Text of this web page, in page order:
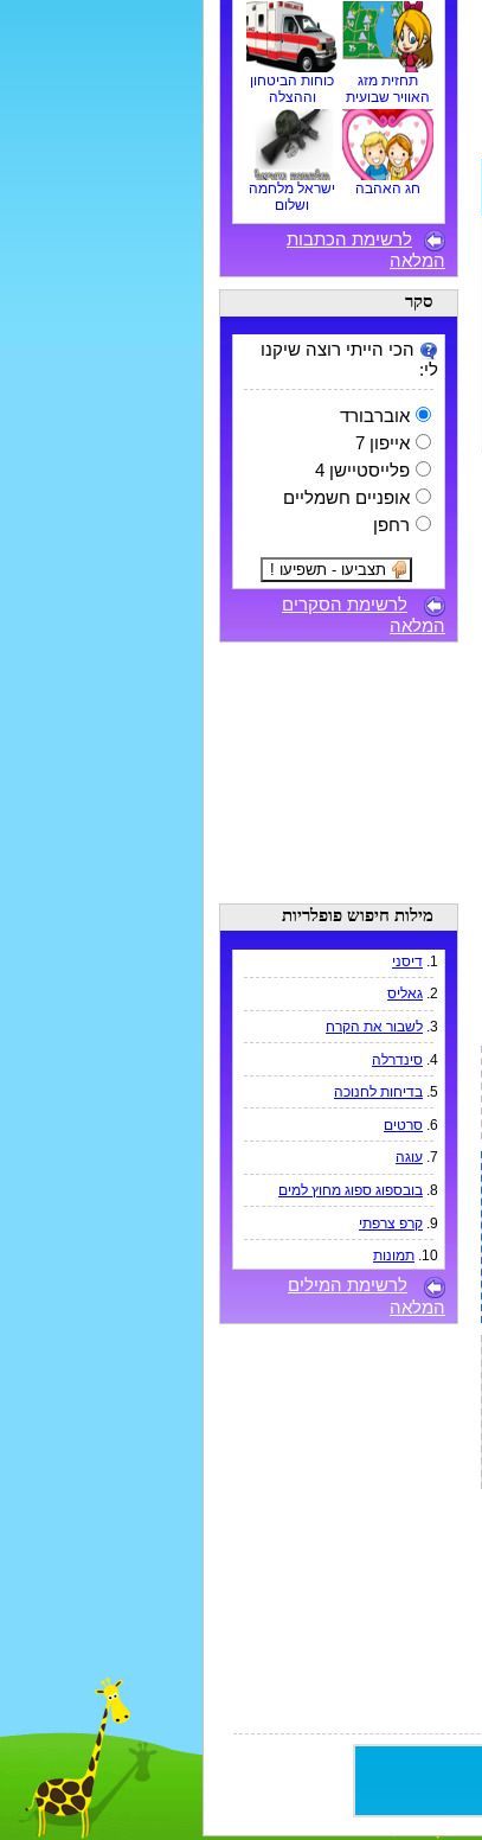
תחזית מזג
האוויר שבועית
כוחות הביטחון
וההצלה
חג האהבה
ישראל מלחמה
ושלום
לרשימת הכתבות
המלאה
סקר
הכי הייתי רוצה שיקנו
לי:
אוברבורד
אייפון 7
פלייסטיישן 4
אופניים חשמליים
רחפן
לרשימת הסקרים
המלאה
מילות חיפוש פופלריות
1. דיסני
2. גאליס
3. לשבור את הקרח
4. סינדרלה
5. בדיחות לחנוכה
6. סרטים
7. עוגה
8. בובספוג ספוג מחוץ למים
9. קרפ צרפתי
10. תמונות
לרשימת המילים
המלאה